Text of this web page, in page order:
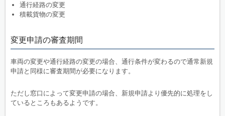
通行経路の変更
積載貨物の変更
変更申請の審査期間
車両の変更や通行経路の変更の場合、通行条件が変わるので通常新規
申請と同様に審査期間が必要になります。
ただし窓口によって変更申請の場合、新規申請より優先的に処理をし
ているところもあるようです。